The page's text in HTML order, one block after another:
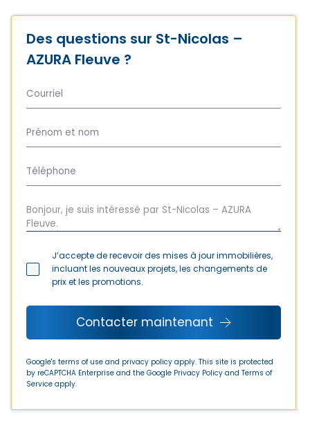
Des questions sur St-Nicolas –
AZURA Fleuve ?
J’accepte de recevoir des mises à jour immobilières,
incluant les nouveaux projets, les changements de
prix et les promotions.
Contacter maintenant
Google's terms of use and privacy policy apply. This site is protected
by reCAPTCHA Enterprise and the Google Privacy Policy and Terms of
Service apply.